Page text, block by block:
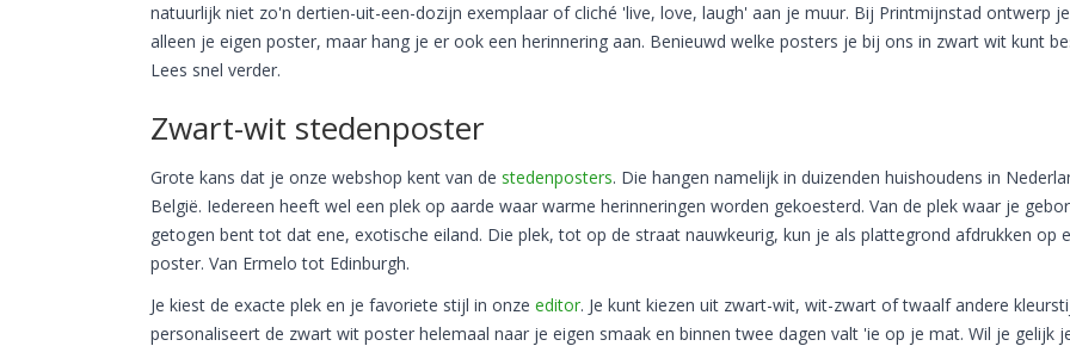
natuurlijk niet zo'n dertien-uit-een-dozijn exemplaar of cliché 'live, love, laugh' aan je muur. Bij Printmijnstad ontwerp
alleen je eigen poster, maar hang je er ook een herinnering aan. Benieuwd welke posters je bij ons in zwart wit kunt
Lees snel verder.
Zwart-wit stedenposter
Grote kans dat je onze webshop kent van de stedenposters. Die hangen namelijk in duizenden huishoudens in
België. Iedereen heeft wel een plek op aarde waar warme herinneringen worden gekoesterd. Van de plek waar je
getogen bent tot dat ene, exotische eiland. Die plek, tot op de straat nauwkeurig, kun je als plattegrond afdrukken op
poster. Van Ermelo tot Edinburgh.
Je kiest de exacte plek en je favoriete stijl in onze editor. Je kunt kiezen uit zwart-wit, wit-zwart of twaalf andere
personaliseert de zwart wit poster helemaal naar je eigen smaak en binnen twee dagen valt 'ie op je mat. Wil je gelijk